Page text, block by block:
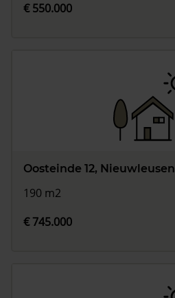
€ 550.000
Oosteinde 12, Nieuwleusen
190 m2
€ 745.000